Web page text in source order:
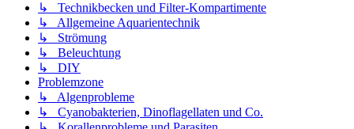
↳ Technikbecken und Filter-Kompartimente
↳ Allgemeine Aquarientechnik
↳ Strömung
↳ Beleuchtung
↳ DIY
Problemzone
↳ Algenprobleme
↳ Cyanobakterien, Dinoflagellaten und Co.